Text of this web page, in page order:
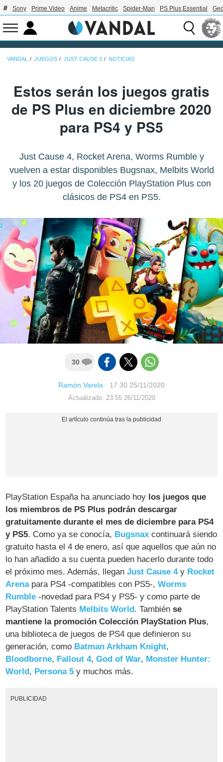
Sony Prime Video Anime Metacritic Spider-Man PS Plus Essential
VANDAL JUEGOS JUST CAUSE 3 NOTICIAS
Estos serán los juegos gratis
de PS Plus en diciembre 2020
para PS4 y PS5
Just Cause 4, Rocket Arena, Worms Rumble y
vuelven a estar disponibles Bugsnax, Melbits World
y los 20 juegos de Colección PlayStation Plus con
clásicos de PS4 en PS5.
30
Ramón Varela · 17:30 25/11/2020
Actualizado: 23:55 26/11/2020
PlayStation España ha anunciado hoy los juegos que
los miembros de PS Plus podrán descargar
gratuitamente durante el mes de diciembre para PS4
y PS5. Como ya se conocía, Bugsnax continuará siendo
gratuito hasta el 4 de enero, así que aquellos que aún no
lo han añadido a su cuenta pueden hacerlo durante todo
el próximo mes. Además, lleganJust Cause 4y Rocket
Arenapara PS4 -compatibles con PS5-,Worms
Rumble -novedad para PS4 y PS5- y como parte de
PlayStation Talents Melbits World. Tambiénse
mantiene la promoción Colección PlayStation Plus,
una biblioteca de juegos de PS4 que definieron su
generación, como Batman Arkham Knight,
Bloodborne, Fallout 4,God of War, Monster Hunter:
World, Persona 5 y muchos más.
PUBLICIDAD